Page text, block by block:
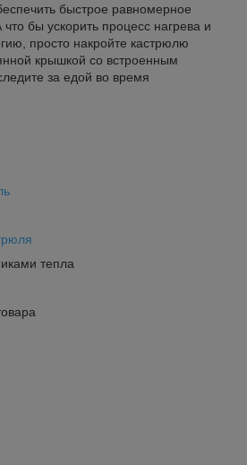
быстрое равномерное
бы ускорить процесс нагрева и
просто накройте кастрюлю
крышкой со встроенным
за едой во время
тепла